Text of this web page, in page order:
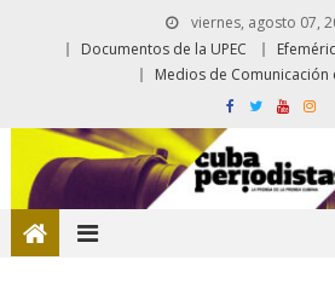
viernes, agosto 07,
Documentos de la UPEC
Medios de Comunicación